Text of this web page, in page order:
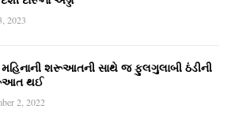
2023
શરૂઆતની સાથે જ ફુલગુલાબી ઠંડીની
થઈ
2, 2022